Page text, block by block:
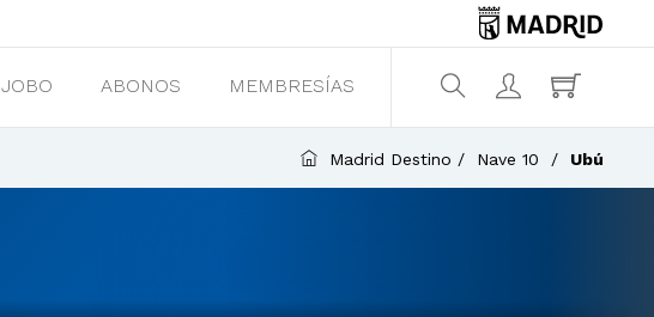
JOBO ABONOS MEMBRESÍAS ¿Qué estás buscando?
Madrid Destino Nave 10 Ubú